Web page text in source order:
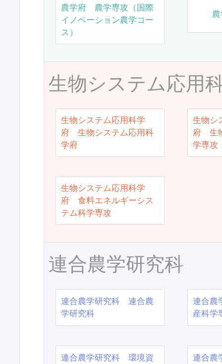
農学府 農学専攻（国際
イノベーション農学コー
ス）
生物システム応用
生物システム応用科学
府 生物システム応用科
学府
生物シ
府 生
学専攻
生物システム応用科学
府 食料エネルギーシス
テム科学専攻
連合農学研究科
連合農学研究科 連合農
学研究科
連合農
産科学
連合農学研究科 環境資
連合農